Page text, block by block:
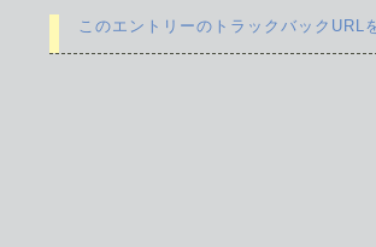
このエントリーのトラックバックURL